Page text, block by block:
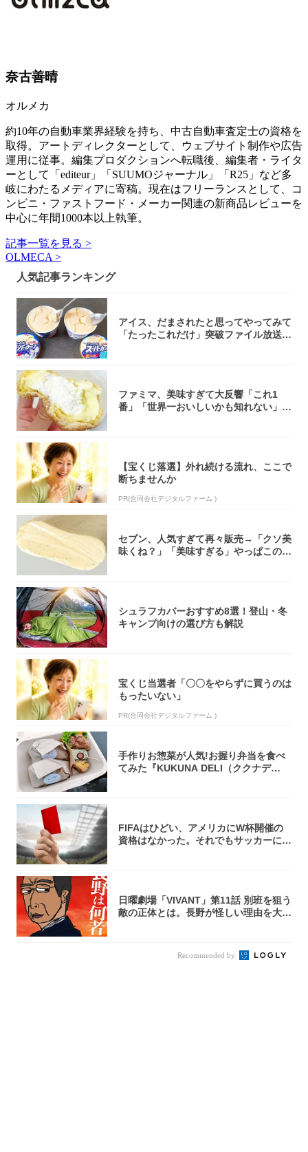
奈古善晴
オルメカ
約10年の自動車業界経験を持ち、中古自動車査定士の資格を
取得。アートディレクターとして、ウェブサイト制作や広告
運用に従事。編集プロダクションへ転職後、編集者・ライタ
ーとして「editeur」「SUUMOジャーナル」「R25」など多
岐にわたるメディアに寄稿。現在はフリーランスとして、コ
ンビニ・ファストフード・メーカー関連の新商品レビューを
中心に年間1000本以上執筆。
記事一覧を見る >
OLMECA >
人気記事ランキング
アイス、だまされたと思ってやってみて
「たったこれだけ」突破ファイル放送で
ファミマ、美味すぎて大反響「これ1
番」「世界一おいしいかも知れない」
【宝くじ落選】外れ続ける流れ、ここで
断ちませんか
PR(合同会社デジタルファーム )
セブン、人気すぎて再々販売→「クソ美
味くね？」「美味すぎる」やっぱこのク
シュラフカバーおすすめ8選！登山・冬
キャンプ向けの選び方も解説
宝くじ当選者「〇〇をやらずに買うのは
もったいない」
PR(合同会社デジタルファーム )
手作りお惣菜が人気!お握り弁当を食べ
てみた『KUKUNA DELI（ククナデ
FIFAはひどい、アメリカにW杯開催の
資格はなかった。それでもサッカーには
日曜劇場「VIVANT」第11話 別班を狙う
敵の正体とは。長野が怪しい理由を大
Recommended by